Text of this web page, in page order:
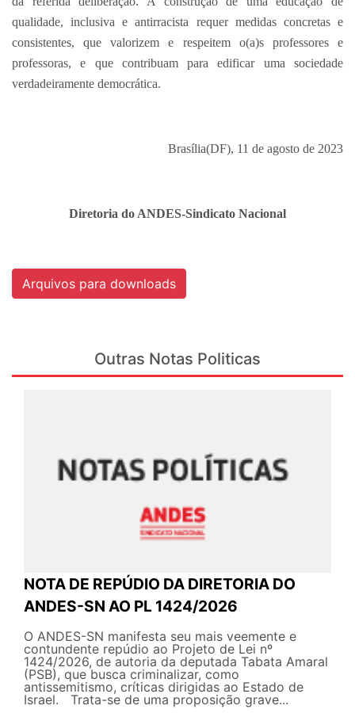
qualidade, inclusiva e antirracista requer medidas concretas e
consistentes, que valorizem e respeitem o(a)s professores e
professoras, e que contribuam para edificar uma sociedade
verdadeiramente democrática.
Brasília(DF), 11 de agosto de 2023
Diretoria do ANDES-Sindicato Nacional
Arquivos para downloads
Outras Notas Politicas
NOTA DE REPÚDIO DA DIRETORIA DO
ANDES-SN AO PL 1424/2026
O ANDES-SN manifesta seu mais veemente e
contundente repúdio ao Projeto de Lei nº
1424/2026, de autoria da deputada Tabata Amaral
(PSB), que busca criminalizar, como
antissemitismo, críticas dirigidas ao Estado de
Israel. Trata-se de uma proposição grave...